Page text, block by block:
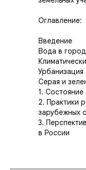
Оглавление:
Введение
Вода в
Серая и
1. Состояние
2. Практики
зарубежных
3.
в России